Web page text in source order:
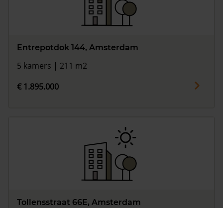
Entrepotdok 144, Amsterdam
5 kamers | 211 m2
€ 1.895.000
Tollensstraat 66E, Amsterdam